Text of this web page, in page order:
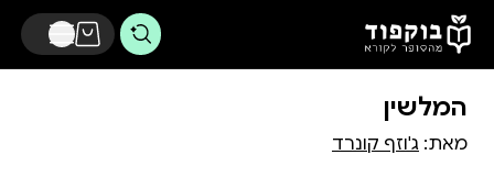
דלג לתוכן הראשי
המלשין
מאת: ג'וזף קונרד